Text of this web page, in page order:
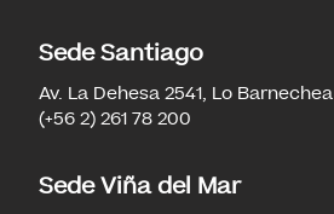
Sede Santiago
Av. La Dehesa 2541, Lo Barnechea
(+56 2) 261 78 200
Sede Viña del Mar